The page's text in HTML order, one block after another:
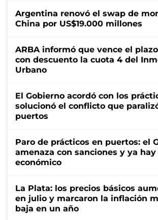
Argentina renovó el swap de
China por US$19.000 millones
ARBA informó que vence el
con descuento la cuota 4 del
Urbano
El Gobierno acordó con los
solucionó el conflicto que
puertos
Paro de prácticos en puertos: el
amenaza con sanciones y ya
económico
La Plata: los precios básicos
en julio y marcaron la inflación
baja en un año